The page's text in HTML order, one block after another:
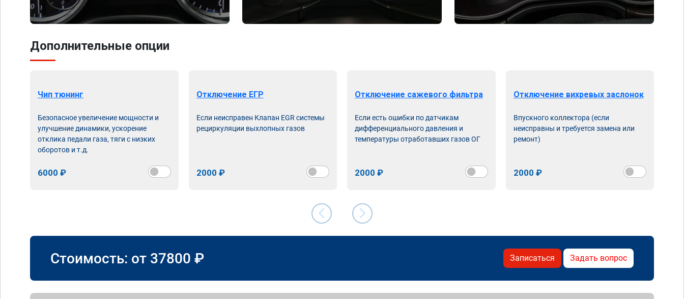
Дополнительные опции
Чип тюнинг
Безопасное увеличение мощности и
улучшение динамики, ускорение
отклика педали газа, тяги с низких
оборотов и т.д.
6000 ₽
Отключение ЕГР
Если неисправен Клапан EGR системы
рециркуляции выхлопных газов
2000 ₽
Отключение сажевого фильтра
Если есть ошибки по датчикам
дифференциального давления и
температуры отработавших газов ОГ
2000 ₽
Отключение вихревых заслонок
Впускного коллектора (если
неисправны и требуется замена или
ремонт)
2000 ₽
Стоимость: от 37800 ₽ Записаться Задать вопрос